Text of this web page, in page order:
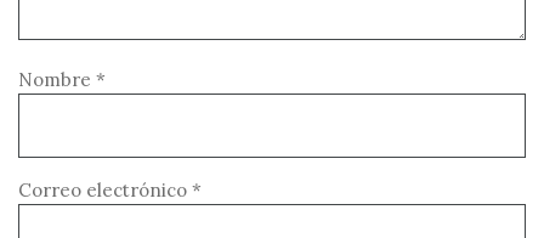
Nombre *
Correo electrónico *